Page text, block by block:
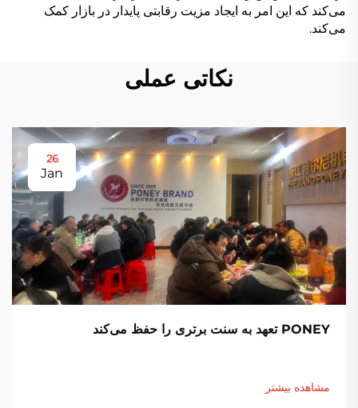
می‌کند که این امر به ایجاد مزیت رقابتی پایدار در بازار کمک
می‌کند.
نکاتی عملی
26
Jan
PONEY تعهد به سنت برتری را حفظ می‌کند
مشاهده بیشتر